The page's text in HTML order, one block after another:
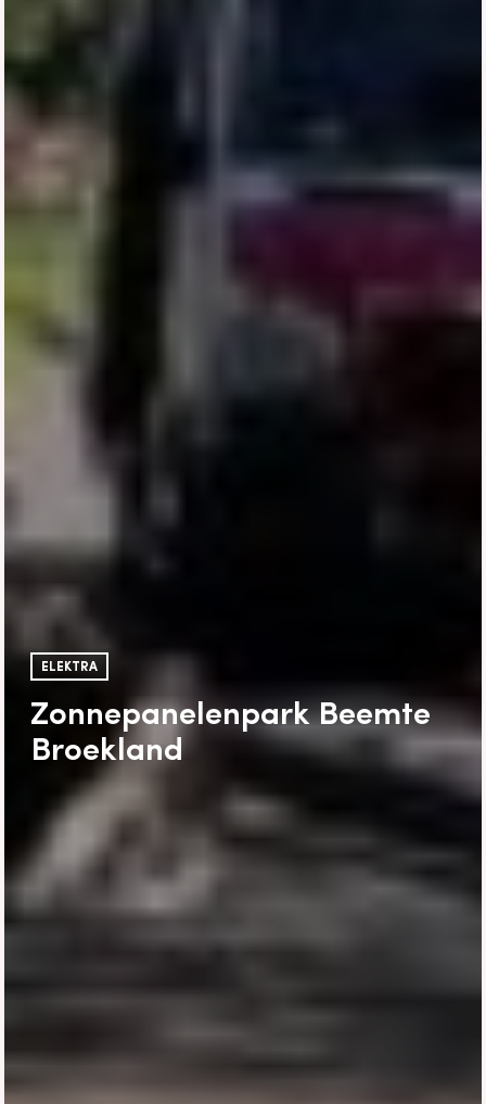
ELEKTRA
Zonnepanelenpark Beemte
Broekland